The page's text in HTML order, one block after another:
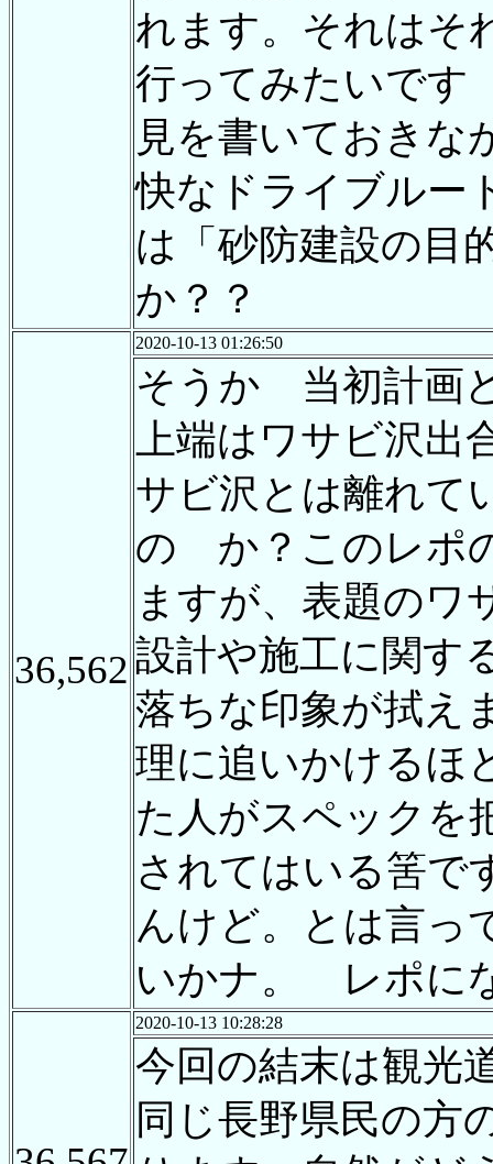
れます。それはそ
行ってみたいです
見を書いておきな
快なドライブルー
は「砂防建設の目
か？？
36,562
2020-10-13 01:26:50
そうか 当初計画
上端はワサビ沢出
サビ沢とは離れ
の か？このレポ
ますが、表題のワ
設計や施工に関す
落ちな印象が拭え
理に追いかけるほ
た人がスペックを
されてはいる筈で
んけど。とは言っ
いかナ。 レポに
2020-10-13 10:28:28
今回の結末は観光
同じ長野県民の